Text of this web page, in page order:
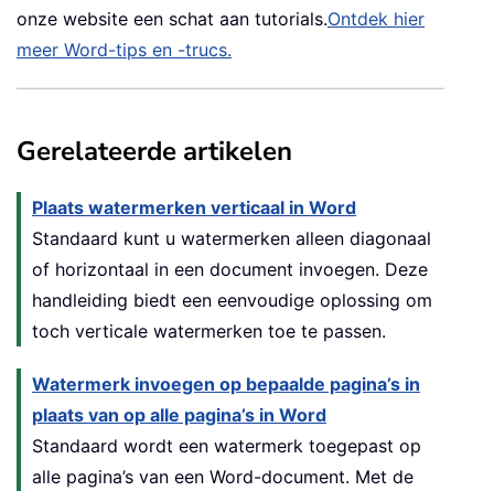
onze website een schat aan tutorials.Ontdek hier
meer Word-tips en -trucs.
Gerelateerde artikelen
Plaats watermerken verticaal in Word
Standaard kunt u watermerken alleen diagonaal
of horizontaal in een document invoegen. Deze
handleiding biedt een eenvoudige oplossing om
toch verticale watermerken toe te passen.
Watermerk invoegen op bepaalde pagina’s in
plaats van op alle pagina’s in Word
Standaard wordt een watermerk toegepast op
alle pagina’s van een Word-document. Met de